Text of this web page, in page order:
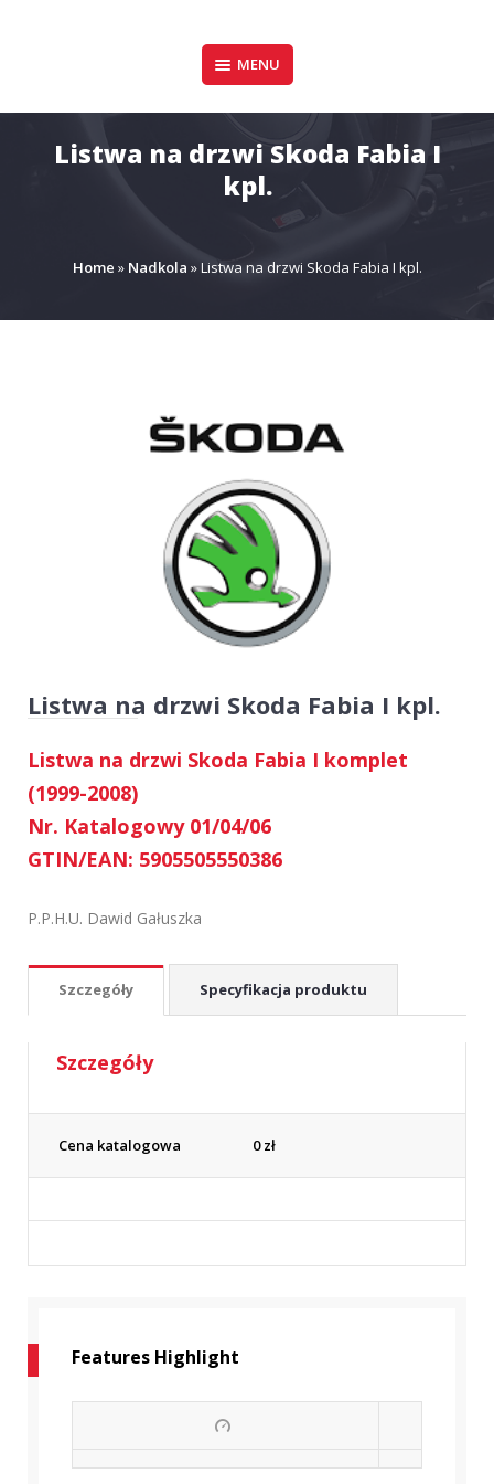
P.P.H.U. DAWID
GAŁUSZKA
Design & Style
MENU
Listwa na drzwi Skoda Fabia I
kpl.
Home » Nadkola »Listwa na drzwi Skoda Fabia I kpl.
Listwa na drzwi Skoda Fabia I kpl.
Listwa na drzwi Skoda Fabia I komplet
(1999-2008)
Nr. Katalogowy 01/04/06
GTIN/EAN: 5905505550386
P.P.H.U. Dawid Gałuszka
Szczegóły Specyfikacja produktu
Szczegóły
Cena katalogowa 0zł
Features Highlight